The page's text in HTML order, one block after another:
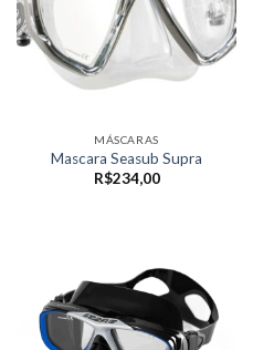
MÁSCARAS
Mascara Seasub Supra
R$234,00